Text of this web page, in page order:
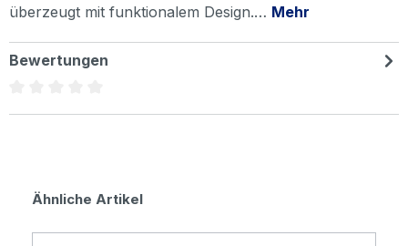
überzeugt mit funktionalem Design.… Mehr
Bewertungen
Produktgalerie überspringen
Ähnliche Artikel